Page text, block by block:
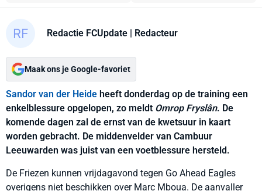
Redactie FCUpdate | Redacteur
Maak ons je Google-favoriet
Sandor van der Heide heeft donderdag op de training een
enkelblessure opgelopen, zo meldt Omrop Fryslân. De
komende dagen zal de ernst van de kwetsuur in kaart
worden gebracht. De middenvelder van Cambuur
Leeuwarden was juist van een voetblessure hersteld.
De Friezen kunnen vrijdagavond tegen Go Ahead Eagles
overigens niet beschikken over Marc Mboua. De aanvaller